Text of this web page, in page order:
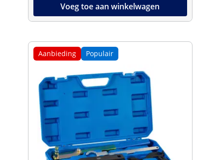
Voeg toe aan winkelwagen
Aanbieding Populair